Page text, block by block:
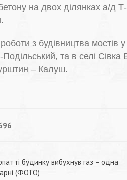
на двох ділянках а/д
з будівництва мостів
Подільський, та в селі
– Калуш.
будинку вибухнув газ – одна
(ФОТО)